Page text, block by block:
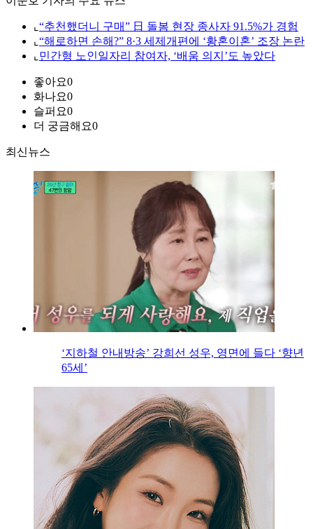
⌞ “추천했더니 구매” 日 돌봄 현장 종사자 91.5%가 경험
⌞ “해로하면 손해?” 8·3 세제개편에 ‘황혼이혼’ 조장 논란
⌞ 민간형 노인일자리 참여자, ‘배움 의지’도 높았다
좋아요0
화나요0
슬퍼요0
더 궁금해요0
최신뉴스
‘지하철 안내방송’ 강희선 성우, 영면에 들다 ‘향년
65세’